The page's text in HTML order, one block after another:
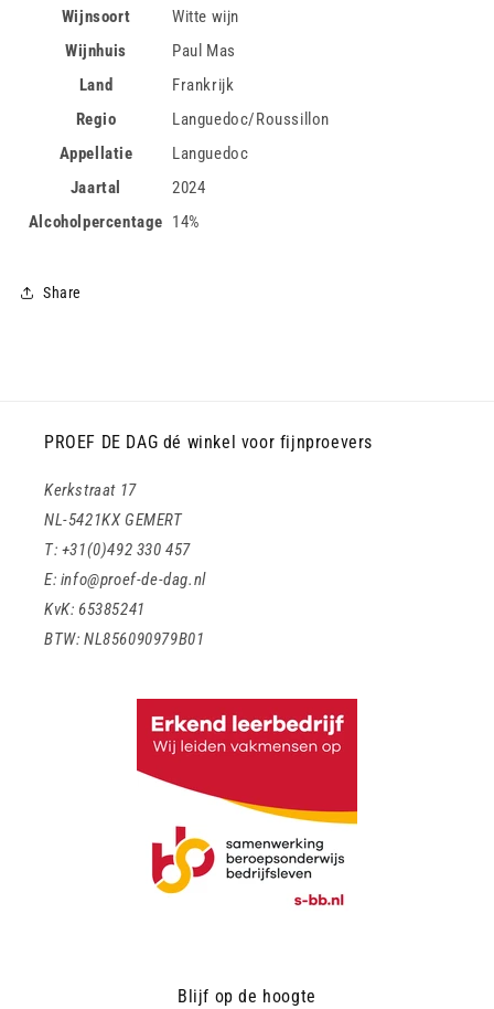
Wijnsoort
Witte wijn
Wijnhuis
Paul Mas
Land
Frankrijk
Regio
Languedoc/Roussillon
Appellatie
Languedoc
Jaartal
2024
Alcoholpercentage 14%
Share
PROEF DE DAG dé winkel voor fijnproevers
Kerkstraat 17
NL-5421KX GEMERT
T: +31(0)492 330 457
E: info@proef-de-dag.nl
KvK: 65385241
BTW: NL856090979B01
Blijf op de hoogte